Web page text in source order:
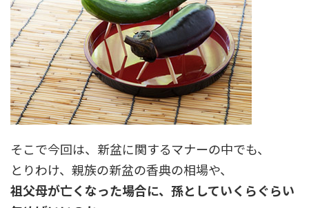
そこで今回は、新盆に関するマナーの中でも、
とりわけ、親族の新盆の香典の相場や、
祖父母が亡くなった場合に、孫としていくらぐらい